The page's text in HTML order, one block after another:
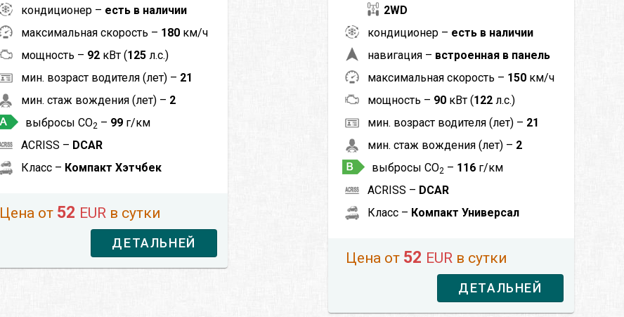
кондиционер – есть в наличии
максимальная скорость – 180 км/ч
мощность – 92 кВт (125л.с.)
мин. возраст водителя (лет) – 21
мин. стаж вождения (лет) – 2
выбросы CO2 – 99 г/км
ACRISS – DCAR
Класс – Компакт Хэтчбек
Цена от 52 EUR в сутки
ДЕТАЛЬНЕЙ
2WD
кондиционер – есть в наличии
навигация – встроенная в панель
максимальная скорость – 150 км/ч
мощность – 90 кВт (122л.с.)
мин. возраст водителя (лет) – 21
мин. стаж вождения (лет) – 2
выбросы CO2 – 116 г/км
ACRISS – DCAR
Класс – Компакт Универсал
Цена от 52 EUR в сутки
ДЕТАЛЬНЕЙ